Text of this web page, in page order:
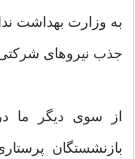
به وزارت بهداشت
جذب نیرو‌های
از سوی دیگر ما
بازنشستگان